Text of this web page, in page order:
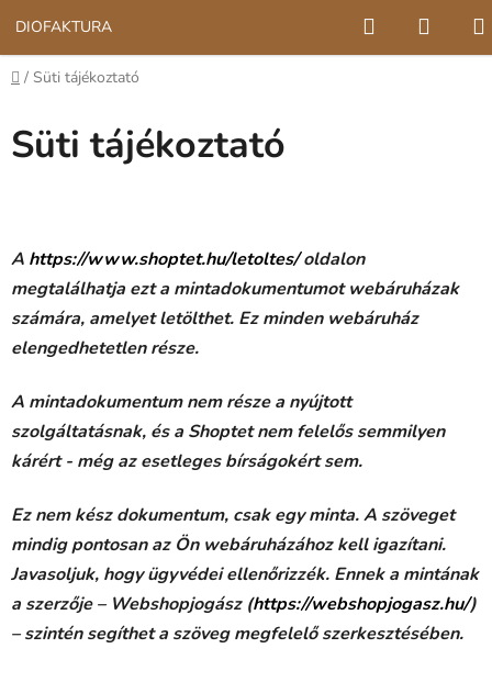
fő
tartalomhoz
DIÓFAKTÚRA Keresés
Kezdőlap
/ Süti tájékoztató
Süti tájékoztató
A https://www.shoptet.hu/letoltes/oldalon
megtalálhatja ezt a mintadokumentumot webáruházak
számára, amelyet letölthet. Ez minden webáruház
elengedhetetlen része.
A mintadokumentum nem része a nyújtott
szolgáltatásnak, és a Shoptet nem felelős semmilyen
kárért - még az esetleges bírságokért sem.
Ez nem kész dokumentum, csak egy minta. A szöveget
mindig pontosan az Ön webáruházához kell igazítani.
Javasoljuk, hogy ügyvédei ellenőrizzék. Ennek a mintának
a szerzője – Webshopjogász (https://webshopjogasz.hu/)
– szintén segíthet a szöveg megfelelő szerkesztésében.